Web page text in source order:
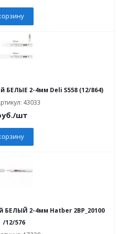
БЕЛЫЕ 2-4мм Deli S558 (12/864)
43033
/шт
БЕЛЫЙ 2-4мм Hatber 2BP_20100
/12/576